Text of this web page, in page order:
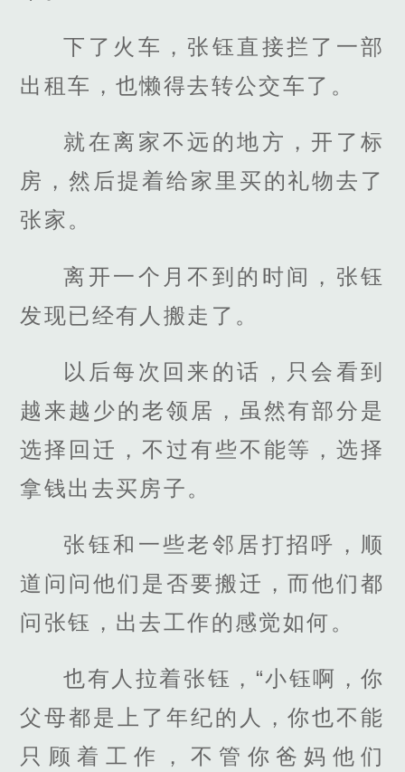
下了火车，张钰直接拦了一部
出租车，也懒得去转公交车了。
就在离家不远的地方，开了标
房，然后提着给家里买的礼物去了
张家。
离开一个月不到的时间，张钰
发现已经有人搬走了。
以后每次回来的话，只会看到
越来越少的老领居，虽然有部分是
选择回迁，不过有些不能等，选择
拿钱出去买房子。
张钰和一些老邻居打招呼，顺
道问问他们是否要搬迁，而他们都
问张钰，出去工作的感觉如何。
也有人拉着张钰，“小钰啊，你
父母都是上了年纪的人，你也不能
只顾着工作，不管你爸妈他们